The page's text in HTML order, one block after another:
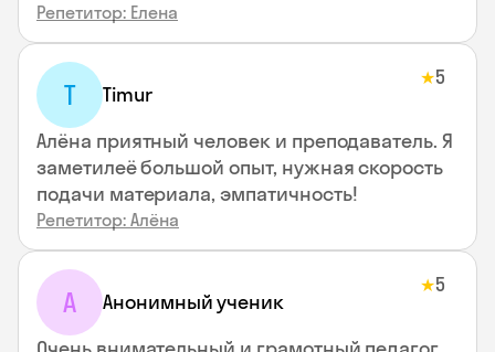
Репетитор: Елена
T Timur
★5
Алёна приятный человек и преподаватель. Я
заметилеё большой опыт, нужная скорость
подачи материала, эмпатичность!
Репетитор: Алёна
А Анонимный ученик
★5